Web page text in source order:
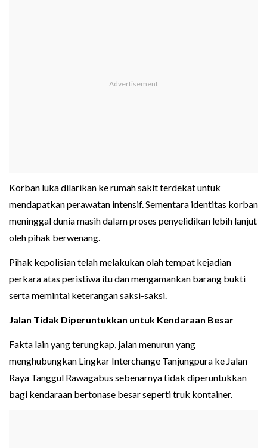
Korban luka dilarikan ke rumah sakit terdekat untuk
mendapatkan perawatan intensif. Sementara identitas korban
meninggal dunia masih dalam proses penyelidikan lebih lanjut
oleh pihak berwenang.
Pihak kepolisian telah melakukan olah tempat kejadian
perkara atas peristiwa itu dan mengamankan barang bukti
serta memintai keterangan saksi-saksi.
Jalan Tidak Diperuntukkan untuk Kendaraan Besar
Fakta lain yang terungkap, jalan menurun yang
menghubungkan Lingkar Interchange Tanjungpura ke Jalan
Raya Tanggul Rawagabus sebenarnya tidak diperuntukkan
bagi kendaraan bertonase besar seperti truk kontainer.